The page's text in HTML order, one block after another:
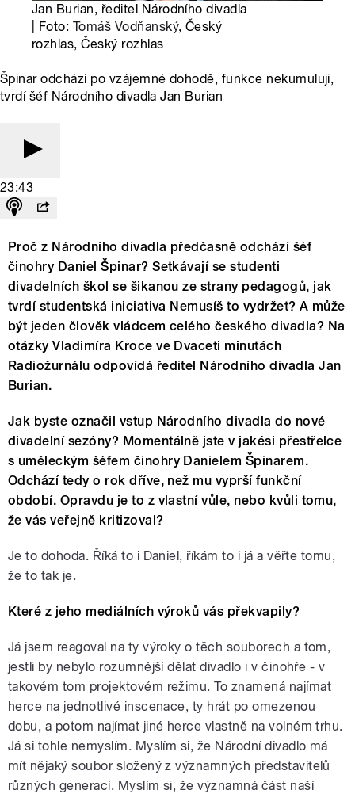
Jan Burian, ředitel Národního divadla
| Foto: Tomáš Vodňanský, Český
rozhlas, Český rozhlas
Špinar odchází po vzájemné dohodě, funkce nekumuluji,
tvrdí šéf Národního divadla Jan Burian
23:43
Proč z Národního divadla předčasně odchází šéf
činohry Daniel Špinar? Setkávají se studenti
divadelních škol se šikanou ze strany pedagogů, jak
tvrdí studentská iniciativa Nemusíš to vydržet? A může
být jeden člověk vládcem celého českého divadla? Na
otázky Vladimíra Kroce ve Dvaceti minutách
Radiožurnálu odpovídá ředitel Národního divadla Jan
Burian.
Jak byste označil vstup Národního divadla do nové
divadelní sezóny? Momentálně jste v jakési přestřelce
s uměleckým šéfem činohry Danielem Špinarem.
Odchází tedy o rok dříve, než mu vyprší funkční
období. Opravdu je to z vlastní vůle, nebo kvůli tomu,
že vás veřejně kritizoval?
Je to dohoda. Říká to i Daniel, říkám to i já a věřte tomu,
že to tak je.
Které z jeho mediálních výroků vás překvapily?
Já jsem reagoval na ty výroky o těch souborech a tom,
jestli by nebylo rozumnější dělat divadlo i v činohře - v
takovém tom projektovém režimu. To znamená najímat
herce na jednotlivé inscenace, ty hrát po omezenou
dobu, a potom najímat jiné herce vlastně na volném trhu.
Já si tohle nemyslím. Myslím si, že Národní divadlo má
mít nějaký soubor složený z významných představitelů
různých generací. Myslím si, že významná část naší